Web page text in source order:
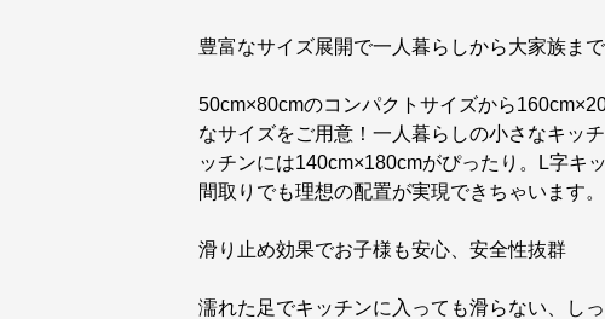
豊富なサイズ展開で一人暮らしから大家族ま
50cm×80cmのコンパクトサイズから
なサイズをご用意！一人暮らしの小さなキッ
ッチンには140cm×180cmがぴったり。L字キ
間取りでも理想の配置が実現できちゃいます。
滑り止め効果でお子様も安心、安全性抜群
濡れた足でキッチンに入っても滑らない、し